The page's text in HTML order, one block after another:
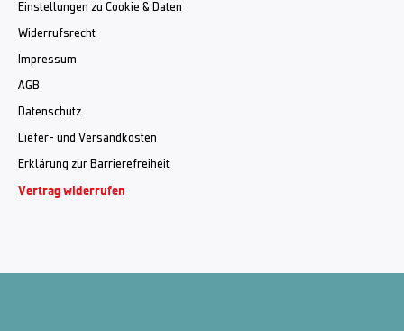
Einstellungen zu Cookie & Daten
Widerrufsrecht
Impressum
AGB
Datenschutz
Liefer- und Versandkosten
Erklärung zur Barrierefreiheit
Vertrag widerrufen